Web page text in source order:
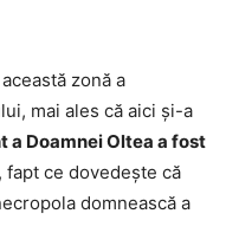
zonă a
mai ales că aici şi-a
a Doamnei Oltea a fost
, fapt ce dovedeşte că
domnească a